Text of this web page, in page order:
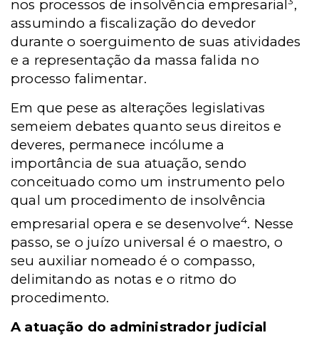
nos processos de insolvência empresarial ,
assumindo a fiscalização do devedor
durante o soerguimento de suas atividades
e a representação da massa falida no
processo falimentar.
Em que pese as alterações legislativas
semeiem debates quanto seus direitos e
deveres, permanece incólume a
importância de sua atuação, sendo
conceituado como um instrumento pelo
qual um procedimento de insolvência
empresarial opera e se desenvolve4. Nesse
passo, se o juízo universal é o maestro, o
seu auxiliar nomeado é o compasso,
delimitando as notas e o ritmo do
procedimento.
A atuação do administrador judicial